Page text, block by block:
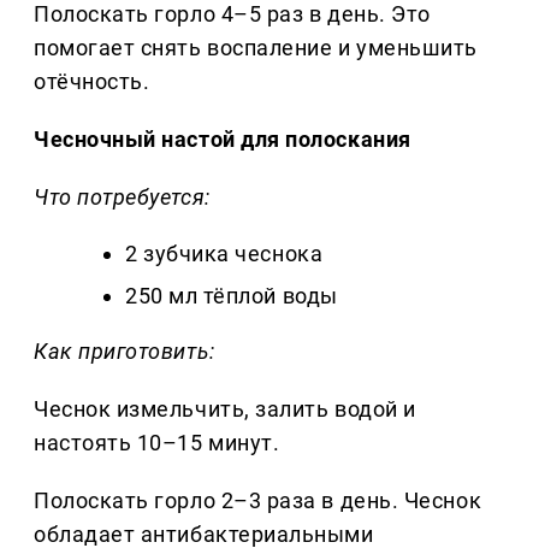
Полоскать горло 4–5 раз в день. Это
помогает снять воспаление и уменьшить
отёчность.
Чесночный настой для полоскания
Что потребуется:
2 зубчика чеснока
250 мл тёплой воды
Как приготовить:
Чеснок измельчить, залить водой и
настоять 10–15 минут.
Полоскать горло 2–3 раза в день. Чеснок
обладает антибактериальными